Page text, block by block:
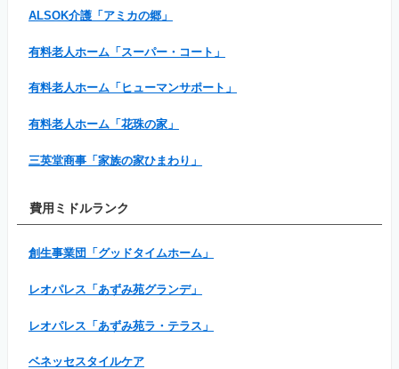
ALSOK介護「アミカの郷」
有料老人ホーム「スーパー・コート」
有料老人ホーム「ヒューマンサポート」
有料老人ホーム「花珠の家」
三英堂商事「家族の家ひまわり」
費用ミドルランク
創生事業団「グッドタイムホーム」
レオパレス「あずみ苑グランデ」
レオパレス「あずみ苑ラ・テラス」
ベネッセスタイルケア